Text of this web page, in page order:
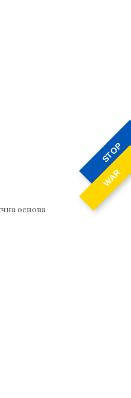
STOP
WAR
основа